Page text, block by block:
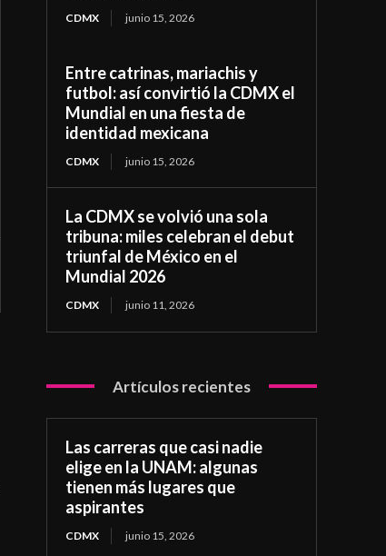
CDMX junio 15, 2026
Entre catrinas, mariachis y
futbol: así convirtió la CDMX el
Mundial en una fiesta de
identidad mexicana
CDMX junio 15, 2026
La CDMX se volvió una sola
tribuna: miles celebran el debut
triunfal de México en el
Mundial 2026
CDMX junio 11, 2026
Artículos recientes
Las carreras que casi nadie
elige en la UNAM: algunas
tienen más lugares que
aspirantes
CDMX junio 15, 2026